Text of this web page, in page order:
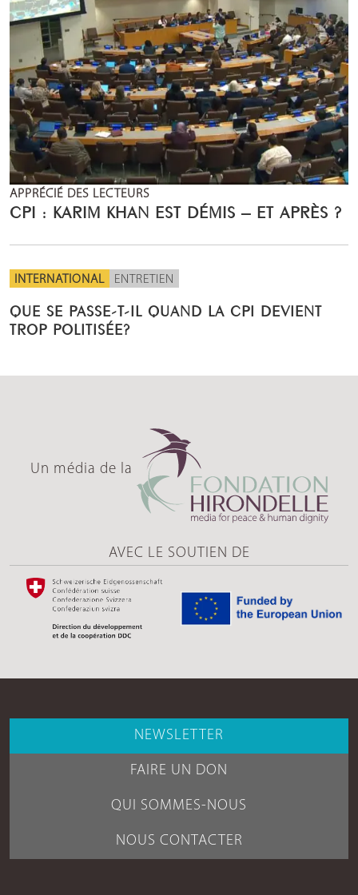
APPRÉCIÉ DES LECTEURS
CPI : KARIM KHAN EST DÉMIS – ET APRÈS ?
INTERNATIONAL ENTRETIEN
QUE SE PASSE-T-IL QUAND LA CPI DEVIENT
TROP POLITISÉE?
Un média de la
AVEC LE SOUTIEN DE
NEWSLETTER
FAIRE UN DON
QUI SOMMES-NOUS
NOUS CONTACTER